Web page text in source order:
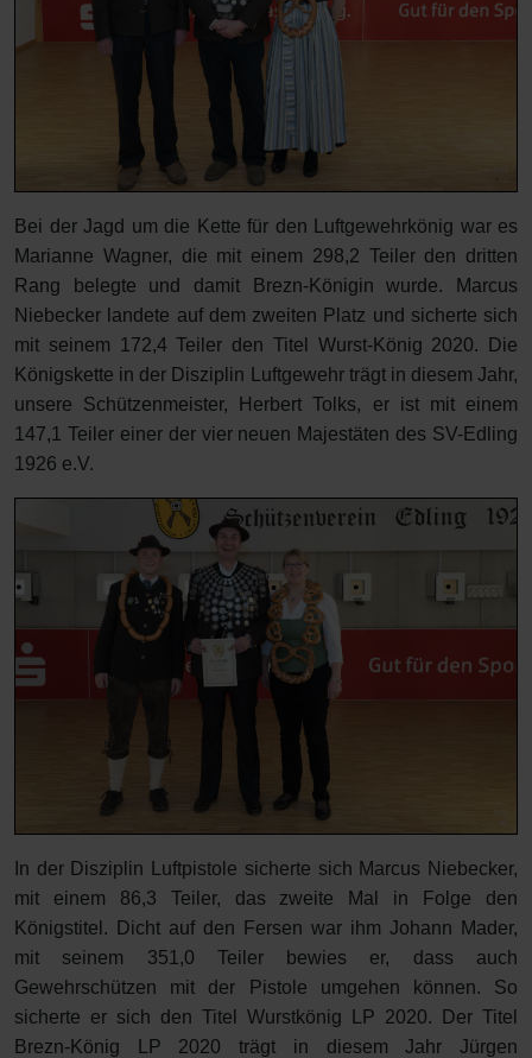
Bei der Jagd um die Kette für den Luftgewehrkönig war es
Marianne Wagner, die mit einem 298,2 Teiler den dritten
Rang belegte und damit Brezn-Königin wurde. Marcus
Niebecker landete auf dem zweiten Platz und sicherte sich
mit seinem 172,4 Teiler den Titel Wurst-König 2020. Die
Königskette in der Disziplin Luftgewehr trägt in diesem Jahr,
unsere Schützenmeister, Herbert Tolks, er ist mit einem
147,1 Teiler einer der vier neuen Majestäten des SV-Edling
1926 e.V.
In der Disziplin Luftpistole sicherte sich Marcus Niebecker,
mit einem 86,3 Teiler, das zweite Mal in Folge den
Königstitel. Dicht auf den Fersen war ihm Johann Mader,
mit seinem 351,0 Teiler bewies er, dass auch
Gewehrschützen mit der Pistole umgehen können. So
sicherte er sich den Titel Wurstkönig LP 2020. Der Titel
Brezn-König LP 2020 trägt in diesem Jahr Jürgen